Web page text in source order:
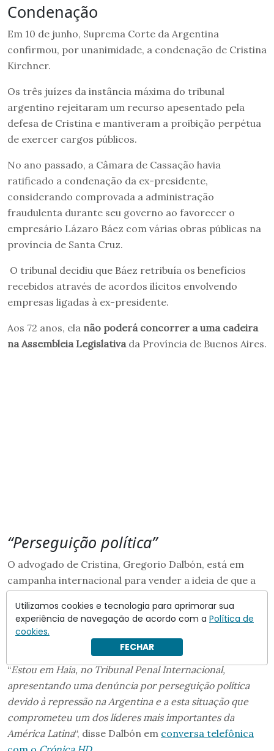
Condenação
Em 10 de junho, Suprema Corte da Argentina
confirmou, por unanimidade, a condenação de Cristina
Kirchner.
Os três juízes da instância máxima do tribunal
argentino rejeitaram um recurso apesentado pela
defesa de Cristina e mantiveram a proibição perpétua
de exercer cargos públicos.
No ano passado, a Câmara de Cassação havia
ratificado a condenação da ex-presidente,
considerando comprovada a administração
fraudulenta durante seu governo ao favorecer o
empresário Lázaro Báez com várias obras públicas na
província de Santa Cruz.
O tribunal decidiu que Báez retribuía os benefícios
recebidos através de acordos ilícitos envolvendo
empresas ligadas à ex-presidente.
Aos 72 anos, ela não poderá concorrer a uma cadeira
na Assembleia Legislativa da Província de Buenos Aires.
“Perseguição política”
O advogado de Cristina, Gregorio Dalbón, está em
campanha internacional para vender a ideia de que a
condenação teve motivação política,
presidente Lula, em 2019, quando foi condenado por
lavagem de dinheiro e corrupção passiva.
Em entrevista ao jornalCrónica, Dalbón, afirmou:
“Estou em Haia, no Tribunal Penal Internacional,
apresentando uma denúncia por perseguição política
devido à repressão na Argentina e a esta situação que
comprometeu um dos líderes mais importantes da
América Latina“, disse Dalbón em conversa telefônica
Utilizamos cookies e tecnologia para aprimorar sua
experiência de navegação de acordo com a Política de
cookies.
FECHAR